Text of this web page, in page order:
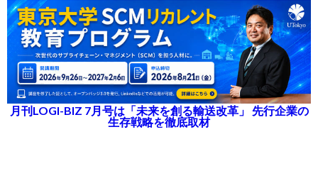
月刊LOGI-BIZ 7月号は「未来を創る輸送改革」 先行企業の
生存戦略を徹底取材